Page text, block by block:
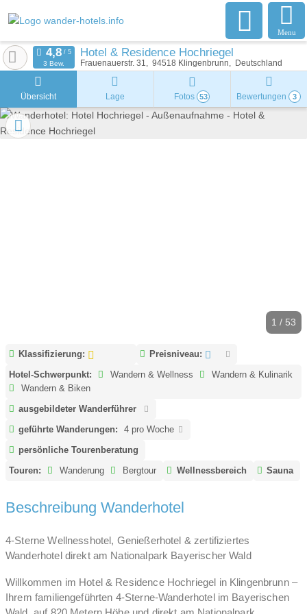
Menu
Hotel & Residence Hochriegel
Frauenauerstr. 31 94518 Klingenbrunn Deutschland
3 Bew.
Übersicht Lage Fotos 53 Bewertungen 3
1 / 53
Klassifizierung:
Preisniveau:
Hotel-Schwerpunkt:
Wandern & Wellness
Wandern & Kulinarik
Wandern & Biken
ausgebildeter Wanderführer
geführte Wanderungen:
4 pro Woche
persönliche Tourenberatung
Touren:
Wanderung Bergtour Wellnessbereich Sauna
Beschreibung Wanderhotel
4-Sterne Wellnesshotel, Genießerhotel & zertifiziertes
Wanderhotel direkt am Nationalpark Bayerischer Wald
Willkommen im Hotel & Residence Hochriegel in Klingenbrunn –
Ihrem familiengeführten 4-Sterne-Wanderhotel im Bayerischen